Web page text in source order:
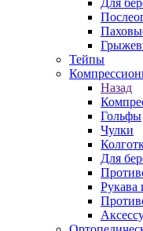
Для
Тейпы
Назад
Гольфы
Чулки
Для
Рукава